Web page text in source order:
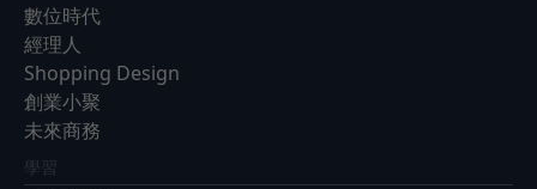
數位時代
經理人
Shopping Design
創業小聚
未來商務
學習